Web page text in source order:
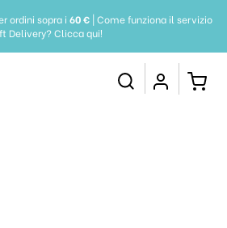
ordini sopra i 60 €| Come funziona il servizio
Delivery?Clicca qui!